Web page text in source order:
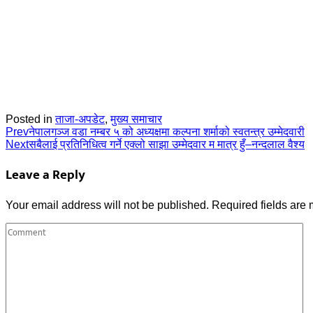
Posted inताजा-अपडेट,मुख्य समाचार
Prevनेपालगञ्ज वडा नम्बर ५ को अध्यक्षमा कल्पना शर्माको स्वतन्त्र उम्मेदवारी
Nextसबैलाई प्रतिनिधित्व गर्ने एक्लो साझा उम्मेदवार म मात्र हुँ–नन्दलाल वैश्य
Leave a Reply
Your email address will not be published. Required fields are